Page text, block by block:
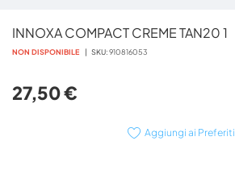
INNOXA COMPACT CREME TAN20 1
NON DISPONIBILE SKU 910816053
27,50 €
Aggiungi ai Preferiti
all'inizio
della
immagini